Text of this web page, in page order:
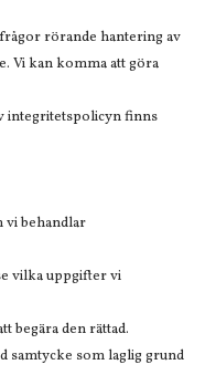
rörande hantering av
. Vi kan komma att göra
integritetspolicyn finns
vi behandlar
vilka uppgifter vi
begära den rättad.
samtycke som laglig grund